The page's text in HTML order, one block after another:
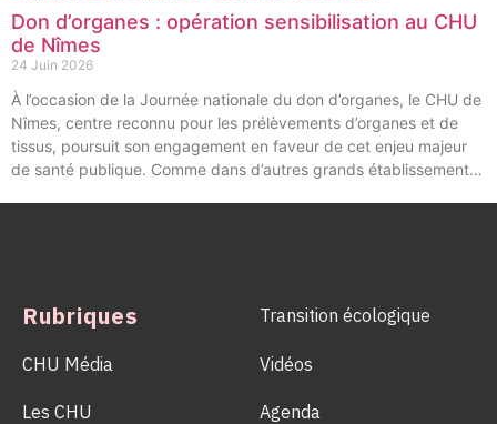
Don d’organes : opération sensibilisation au CHU
de Nîmes
24 Juin 2026
À l’occasion de la Journée nationale du don d’organes, le CHU de
Nîmes, centre reconnu pour les prélèvements d’organes et de
tissus, poursuit son engagement en faveur de cet enjeu majeur
de santé publique. Comme dans d’autres grands établissements
Rubriques
CHU Média
Les CHU
Transition écologique
Vidéos
Agenda